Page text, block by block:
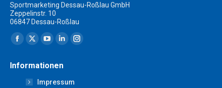
Sportmarketing Dessau-Roßlau GmbH
Zeppelinstr. 10
06847 Dessau-Roßlau
Finden Sie uns auf:
Facebook
opens
X
opens
in
YouTube
opens
in
Linkedin
opens
in
Instagram
Informationen
Impressum